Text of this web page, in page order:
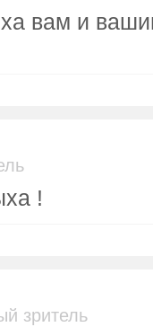
вам и
!
зритель